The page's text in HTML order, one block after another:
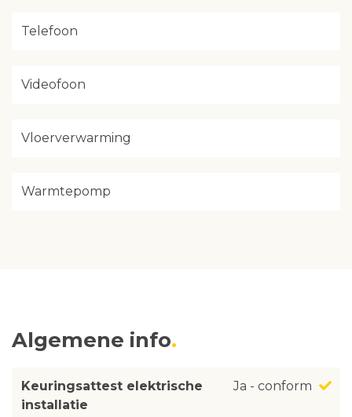
Telefoon
Videofoon
Vloerverwarming
Warmtepomp
Algemene info
Keuringsattest elektrische
installatie
Ja - conform